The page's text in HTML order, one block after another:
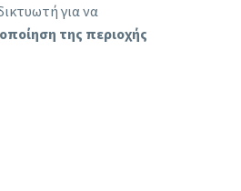
για να
της περιοχής